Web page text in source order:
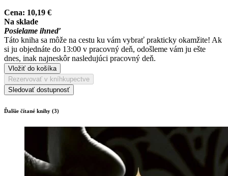
Cena: 10,19 €
Na sklade
Posielame ihneď
Táto kniha sa môže na cestu ku vám vybrať prakticky okamžite! Ak
si ju objednáte do 13:00 v pracovný deň, odošleme vám ju ešte
dnes, inak najneskôr nasledujúci pracovný deň.
Vložiť do košíka
Rezervovať v kníhkupectve
Sledovať dostupnosť
Ďalšie čítané knihy (3)